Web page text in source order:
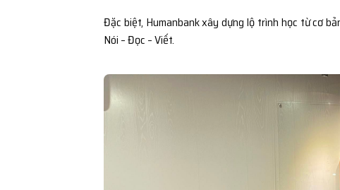
Đặc biệt, Humanbank xây dựng lộ trình học từ cơ
Nói – Đọc – Viết.